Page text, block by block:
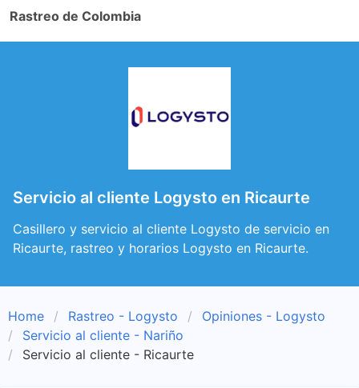
Rastreo de Colombia
Servicio al cliente Logysto en Ricaurte
Casillero y servicio al cliente Logysto de servicio en
Ricaurte, rastreo y horarios Logysto en Ricaurte.
Home Rastreo - Logysto
Opiniones - Logysto
Servicio al cliente - Nariño
Servicio al cliente - Ricaurte